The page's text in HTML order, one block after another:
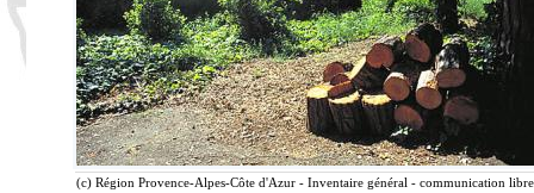
(c) Région Provence-Alpes-Côte d'Azur - Inventaire général - communication